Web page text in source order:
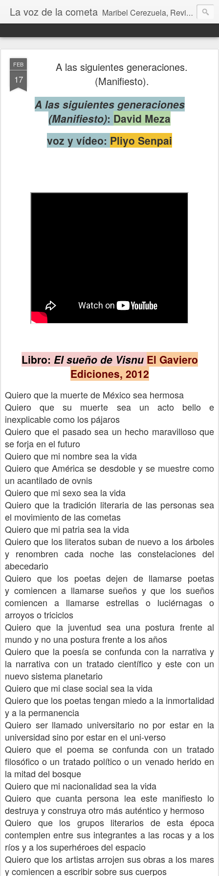
La voz de la cometa Maribel Cerezuela, Revista cultural, Diario voz, La magia de las artes. Tu voz en Internet, Cultura, Literatura, Revista, Fotografías, Audio, Entrevistas, Arte, Ajedrez, Lecturas
FEB
17
A las siguientes generaciones.
(Manifiesto).
A las siguientes generaciones
(Manifiesto): David Meza
voz y vídeo: Pliyo Senpai
Libro: El sueño de Visnu El Gaviero
Ediciones, 2012
Quiero que la muerte de México sea hermosa
Quiero que su muerte sea un acto bello e
inexplicable como los pájaros
Quiero que el pasado sea un hecho maravilloso que
se forja en el futuro
Quiero que mi nombre sea la vida
Quiero que América se desdoble y se muestre como
un acantilado de ovnis
Quiero que mi sexo sea la vida
Quiero que la tradición literaria de las personas sea
el movimiento de las cometas
Quiero que mi patria sea la vida
Quiero que los literatos suban de nuevo a los árboles
y renombren cada noche las constelaciones del
abecedario
Quiero que los poetas dejen de llamarse poetas
y comiencen a llamarse sueños y que los sueños
comiencen a llamarse estrellas o luciérnagas o
arroyos o triciclos
Quiero que la juventud sea una postura frente al
mundo y no una postura frente a los años
Quiero que la poesía se confunda con la narrativa y
la narrativa con un tratado científico y este con un
nuevo sistema planetario
Quiero que mi clase social sea la vida
Quiero que los poetas tengan miedo a la inmortalidad
y a la permanencia
Quiero ser llamado universitario no por estar en la
universidad sino por estar en el uni-verso
Quiero que el poema se confunda con un tratado
filosófico o un tratado político o un venado herido en
la mitad del bosque
Quiero que mi nacionalidad sea la vida
Quiero que cuanta persona lea este manifiesto lo
destruya y construya otro más auténtico y hermoso
Quiero que los grupos literarios de esta época
contemplen entre sus integrantes a las rocas y a los
ríos y a los superhéroes del espacio
Quiero que los artistas arrojen sus obras a los mares
y comiencen a escribir sobre sus cuerpos